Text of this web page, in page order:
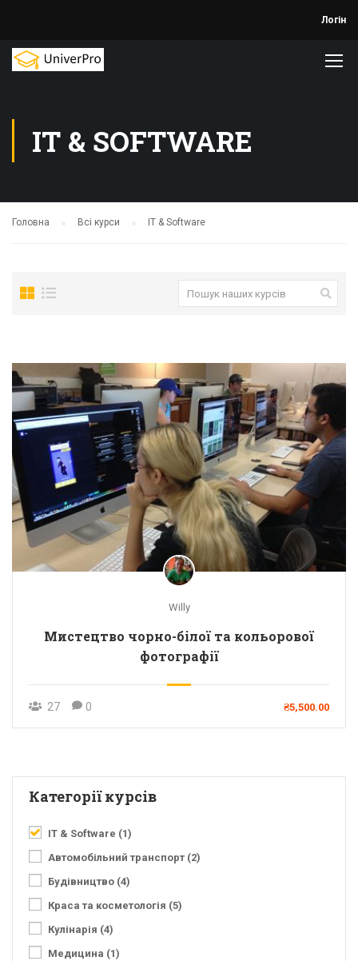
Логін
IT & SOFTWARE
Головна Всі курси IT & Software
Willy
Мистецтво чорно-білої та кольорової
фотографії
27 0 ₴5,500.00
Категорії курсів
IT & Software (1)
Автомобільний транспорт (2)
Будівництво (4)
Краса та косметологія (5)
Кулінарія (4)
Медицина (1)